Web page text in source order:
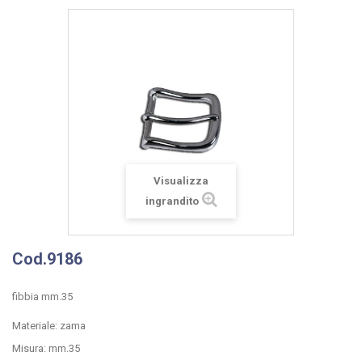
Visualizza
ingrandito
Cod.9186
fibbia mm.35
Materiale: zama
Misura: mm.35